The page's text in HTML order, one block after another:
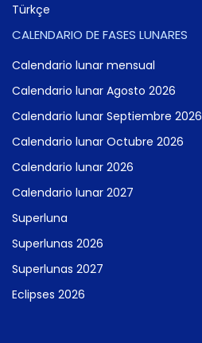
Türkçe
CALENDARIO DE FASES LUNARES
Calendario lunar mensual
Calendario lunar Agosto 2026
Calendario lunar Septiembre 2026
Calendario lunar Octubre 2026
Calendario lunar 2026
Calendario lunar 2027
Superluna
Superlunas 2026
Superlunas 2027
Eclipses 2026